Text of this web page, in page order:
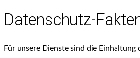
Datenschutz-
Für unsere Dienste sind die Einhaltung